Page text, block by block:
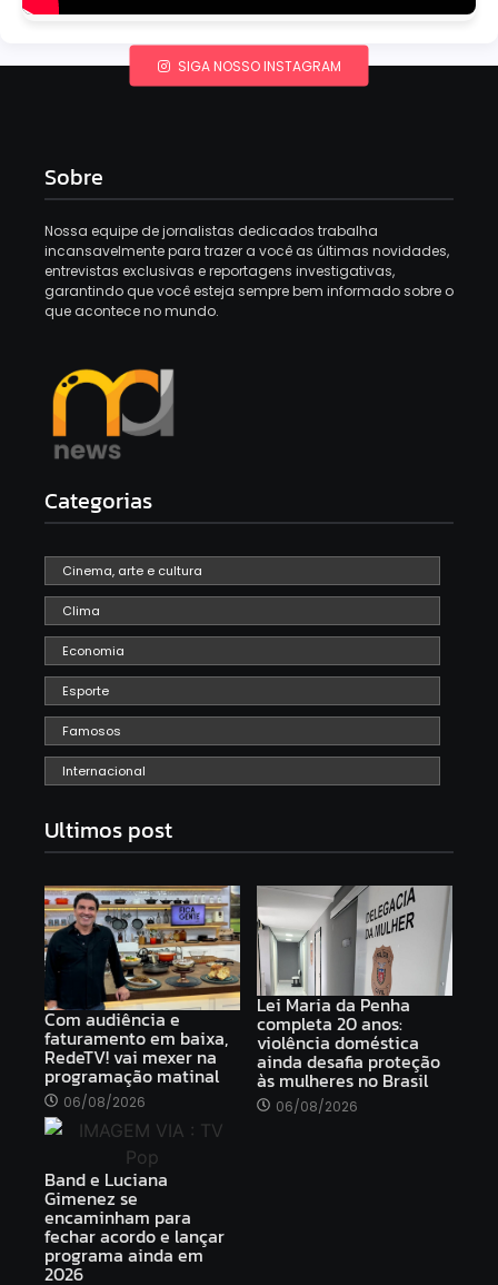
SIGA NOSSO INSTAGRAM
Sobre
Nossa equipe de jornalistas dedicados trabalha
incansavelmente para trazer a você as últimas novidades,
entrevistas exclusivas e reportagens investigativas,
garantindo que você esteja sempre bem informado sobre o
que acontece no mundo.
Categorias
Cinema, arte e cultura
Clima
Economia
Esporte
Famosos
Internacional
Ultimos post
Com audiência e
faturamento em baixa,
RedeTV! vai mexer na
programação matinal
06/08/2026
Lei Maria da Penha
completa 20 anos:
violência doméstica
ainda desafia proteção
às mulheres no Brasil
06/08/2026
Band e Luciana
Gimenez se
encaminham para
fechar acordo e lançar
programa ainda em
2026